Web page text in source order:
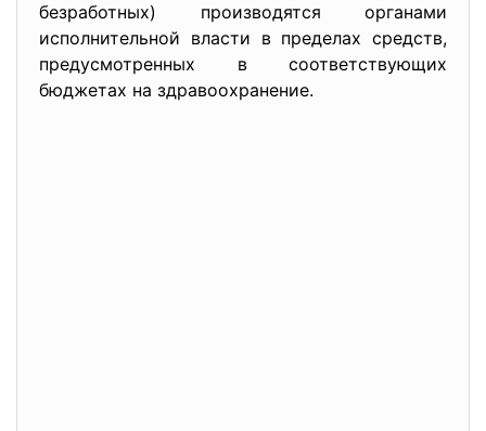
безработных) производятся органами
исполнительной власти в пределах средств,
предусмотренных в соответствующих
бюджетах на здравоохранение.